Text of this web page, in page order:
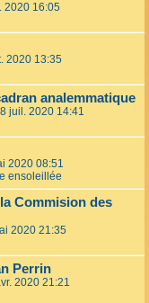
2020 16:05
2020 13:35
analemmatique
juil. 2020 14:41
2020 08:51
ensoleillée
Commision des
2020 21:35
Perrin
2020 21:21